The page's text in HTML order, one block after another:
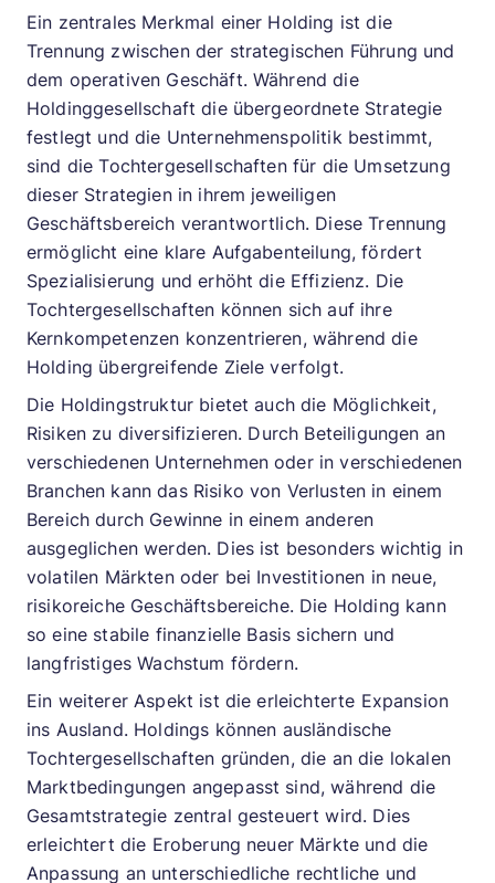
Ein zentrales Merkmal einer Holding ist die
Trennung zwischen der strategischen Führung und
dem operativen Geschäft. Während die
Holdinggesellschaft die übergeordnete Strategie
festlegt und die Unternehmenspolitik bestimmt,
sind die Tochtergesellschaften für die Umsetzung
dieser Strategien in ihrem jeweiligen
Geschäftsbereich verantwortlich. Diese Trennung
ermöglicht eine klare Aufgabenteilung, fördert
Spezialisierung und erhöht die Effizienz. Die
Tochtergesellschaften können sich auf ihre
Kernkompetenzen konzentrieren, während die
Holding übergreifende Ziele verfolgt.
Die Holdingstruktur bietet auch die Möglichkeit,
Risiken zu diversifizieren. Durch Beteiligungen an
verschiedenen Unternehmen oder in verschiedenen
Branchen kann das Risiko von Verlusten in einem
Bereich durch Gewinne in einem anderen
ausgeglichen werden. Dies ist besonders wichtig in
volatilen Märkten oder bei Investitionen in neue,
risikoreiche Geschäftsbereiche. Die Holding kann
so eine stabile finanzielle Basis sichern und
langfristiges Wachstum fördern.
Ein weiterer Aspekt ist die erleichterte Expansion
ins Ausland. Holdings können ausländische
Tochtergesellschaften gründen, die an die lokalen
Marktbedingungen angepasst sind, während die
Gesamtstrategie zentral gesteuert wird. Dies
erleichtert die Eroberung neuer Märkte und die
Anpassung an unterschiedliche rechtliche und